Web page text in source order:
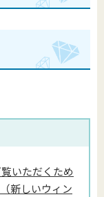
いただくため
新しいウィン